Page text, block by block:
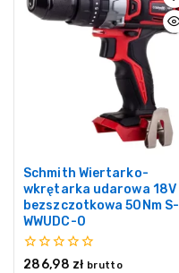
Schmith Wiertarko-
wkrętarka udarowa 18V
bezszczotkowa 50Nm S-
WWUDC-0
0
286,98 zł brutto